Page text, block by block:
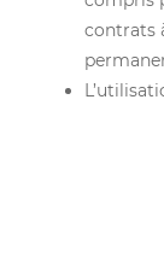
contrats